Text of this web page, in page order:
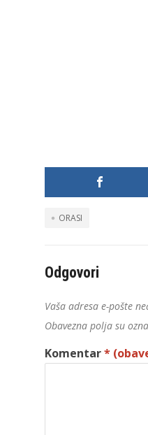
ORASI
Odgovori
Vaša adresa e-pošte
Obavezna polja su
Komentar*